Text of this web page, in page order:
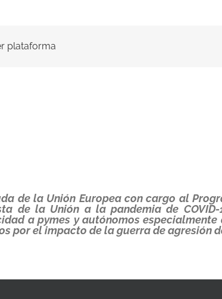
plataforma
de la Unión Europea con cargo al
de la Unión a la pandemia de COVID-
a pymes y autónomos
por el impacto de la guerra de agresión